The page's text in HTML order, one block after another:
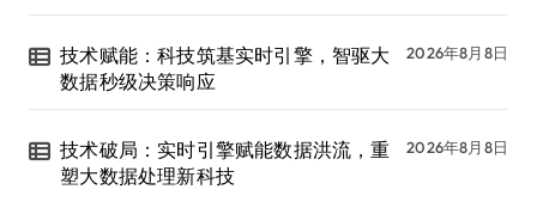
技术赋能：科技筑基实时引擎，智驱大
数据秒级决策响应
2026年8月8日
技术破局：实时引擎赋能数据洪流，重
塑大数据处理新科技
2026年8月8日